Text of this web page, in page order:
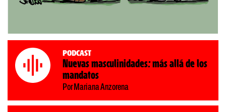
Podcast
Nuevas masculinidades: más allá de los
mandatos
Por Mariana Anzorena